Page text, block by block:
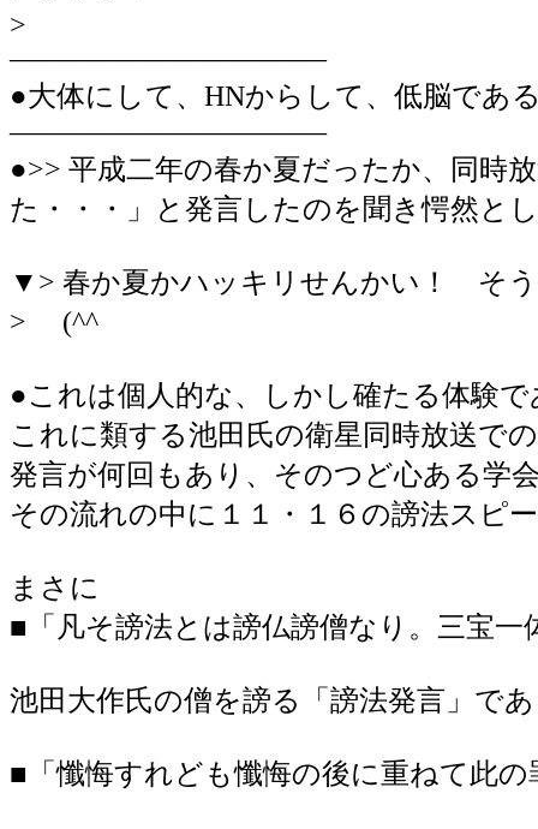
>
―――――――――――
●大体にして、HNからして、低脳であ
―――――――――――
●>> 平成二年の春か夏だったか、同時
た・・・」と発言したのを聞き愕然と
▼> 春か夏かハッキリせんかい！ そ
> (^^ゞ
●これは個人的な、しかし確たる体験で
これに類する池田氏の衛星同時放送で
発言が何回もあり、そのつど心ある学
その流れの中に１１・１６の謗法スピ
まさに
■「凡そ謗法とは謗仏謗僧なり。三宝一
池田大作氏の僧を謗る「謗法発言」で
■「懺悔すれども懺悔の後に重ねて此